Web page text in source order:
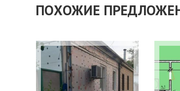
ПОХОЖИЕ